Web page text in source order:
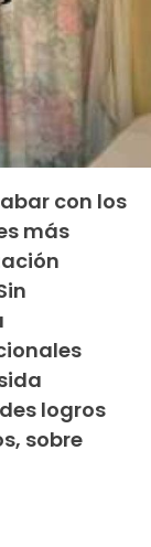
con los
más
logros
sobre